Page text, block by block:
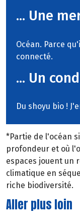
... Une
Océan. Parce
connecté.
... Un
Du shoyu bio !
*Partie de l'océan
profondeur et où
espaces jouent un
climatique en
riche biodiversité.
Aller plus loin